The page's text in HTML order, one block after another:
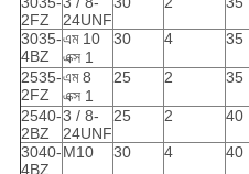
2FZ
24UNF
3035-
4BZ
এম 10
এক্স 1
30 4 35
2535-
2FZ
এম 8
এক্স 1
25 2 35
2540-
2BZ
3 / 8-
24UNF
25 2 40
3040-
4BZ
M10 30 4 40